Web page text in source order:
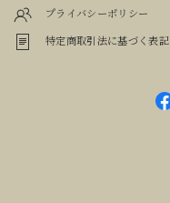
プライバシーポリシー
特定商取引法に基づく表記